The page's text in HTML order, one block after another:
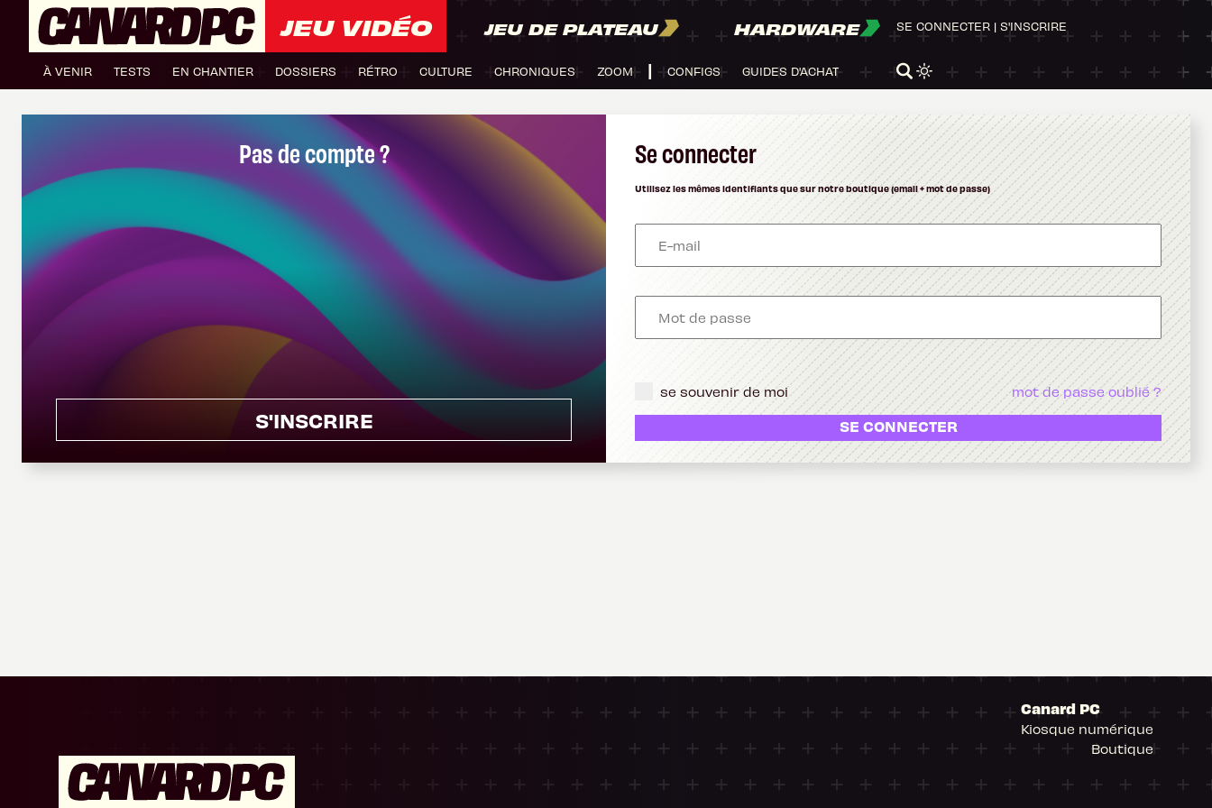
JEU VIDÉO JEU DE PLATEAU HARDWARE
À VENIR TESTS EN CHANTIER DOSSIERS RÉTRO CULTURE CHRONIQUES ZOOM CONFIGS GUIDES D'ACHAT
SE CONNECTER | S'INSCRIRE
Pas de compte ?
S'INSCRIRE
Se connecter
Utilisez les mêmes identifiants que sur notre boutique (email + mot de passe)
se souvenir de moi mot de passe oublié ?
SE CONNECTER
Canard PC
Kiosque numérique
Boutique